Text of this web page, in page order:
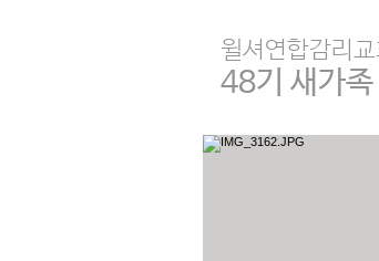
윌셔연합감리교
48기 새가